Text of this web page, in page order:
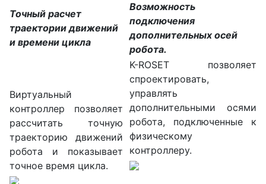
Точный расчет
траектории движений
и времени цикла
Возможность
подключения
дополнительных осей
робота.
Виртуальный
контроллер позволяет
рассчитать точную
траекторию движений
робота и показывает
точное время цикла.
K-ROSET позволяет
спроектировать,
управлять
дополнительными осями
робота, подключенные к
физическому
контроллеру.